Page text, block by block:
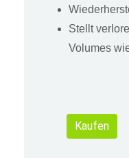
Stellt
Volumes
Kaufen